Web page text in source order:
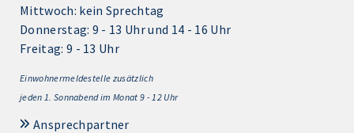
Mittwoch: kein Sprechtag
Donnerstag: 9 - 13 Uhr und 14 - 16 Uhr
Freitag: 9 - 13 Uhr
Einwohnermeldestelle zusätzlich
jeden 1. Sonnabend im Monat 9 - 12 Uhr
Ansprechpartner